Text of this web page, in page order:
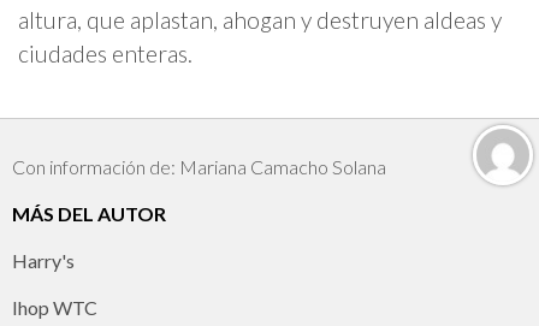
altura, que aplastan, ahogan y destruyen aldeas y
ciudades enteras.
Con información de: Mariana Camacho Solana
MÁS DEL AUTOR
Harry's
Ihop WTC